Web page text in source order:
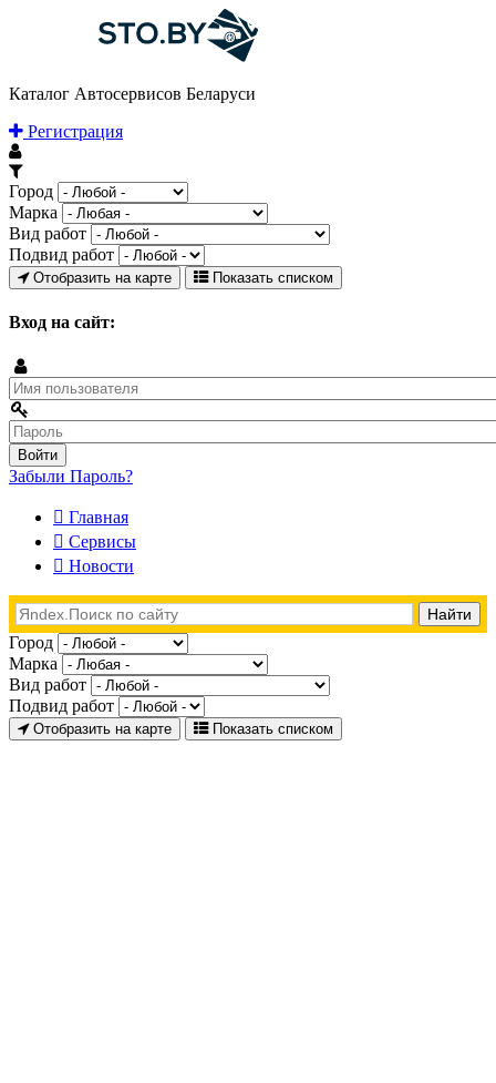
Каталог Автосервисов Беларуси
Регистрация
Город
Марка
Вид работ
Подвид работ
Отобразить на карте Показать списком
Вход на сайт:
Забыли Пароль?
Главная
Сервисы
Новости
Город
Марка
Вид работ
Подвид работ
Отобразить на карте Показать списком